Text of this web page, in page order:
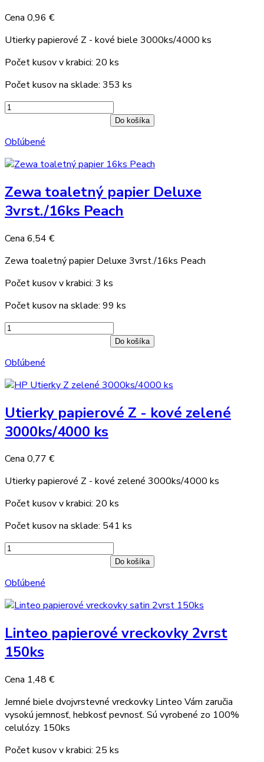
Cena 0,96 €
Utierky papierové Z - kové biele 3000ks/4000 ks
Počet kusov v krabici: 20 ks
Počet kusov na sklade: 353 ks
Do košíka
Obľúbené
Zewa toaletný papier Deluxe
3vrst./16ks Peach
Cena 6,54 €
Zewa toaletný papier Deluxe 3vrst./16ks Peach
Počet kusov v krabici: 3 ks
Počet kusov na sklade: 99 ks
Do košíka
Obľúbené
Utierky papierové Z - kové zelené
3000ks/4000 ks
Cena 0,77 €
Utierky papierové Z - kové zelené 3000ks/4000 ks
Počet kusov v krabici: 20 ks
Počet kusov na sklade: 541 ks
Do košíka
Obľúbené
Linteo papierové vreckovky 2vrst
150ks
Cena 1,48 €
Jemné biele dvojvrstevné vreckovky Linteo Vám zaručia
vysokú jemnosť, hebkosť pevnosť. Sú vyrobené zo 100%
celulózy. 150ks
Počet kusov v krabici: 25 ks